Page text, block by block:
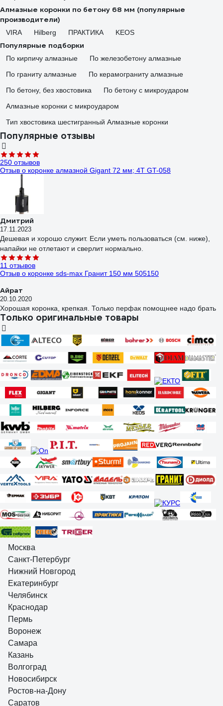
Алмазные коронки по бетону 68 мм (популярные
производители)
VIRA Hilberg ПРАКТИКА KEOS
Популярные подборки
По кирпичу алмазные
По железобетону алмазные
По граниту алмазные
По керамограниту алмазные
По бетону, без хвостовика
По бетону с микроударом
Алмазные коронки с микроударом
Тип хвостовика шестигранный Алмазные коронки
Популярные отзывы
250 отзывов
Отзыв о коронке алмазной Gigant 72 мм; 4T GT-058
Дмитрий
17.11.2023
Дешевая и хорошо служит. Если уметь пользоваться (см. ниже),
напайки не отлетают и сверлит нормально.
11 отзывов
Отзыв о коронке sds-max Гранит 150 мм 505150
Айрат
20.10.2020
Хорошая коронка, крепкая. Только перфак помощнее надо брать
16 отзывов
Отзыв о Коронка по керамограниту Diamond Industrial 25 мм/М14
сегментная DIDKSG25M14
Платон Семенович
вот для розетки подошел
Только оригинальные товары
Москва
Санкт-Петербург
Нижний Новгород
Екатеринбург
Челябинск
Краснодар
Пермь
Воронеж
Самара
Казань
Волгоград
Новосибирск
Ростов-на-Дону
Саратов